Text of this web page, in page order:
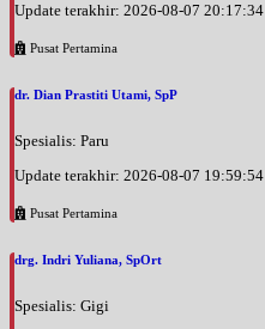
Update terakhir: 2026-08-07 20:17:34
Pusat Pertamina
dr. Dian Prastiti Utami, SpP
Spesialis: Paru
Update terakhir: 2026-08-07 19:59:54
Pusat Pertamina
drg. Indri Yuliana, SpOrt
Spesialis: Gigi